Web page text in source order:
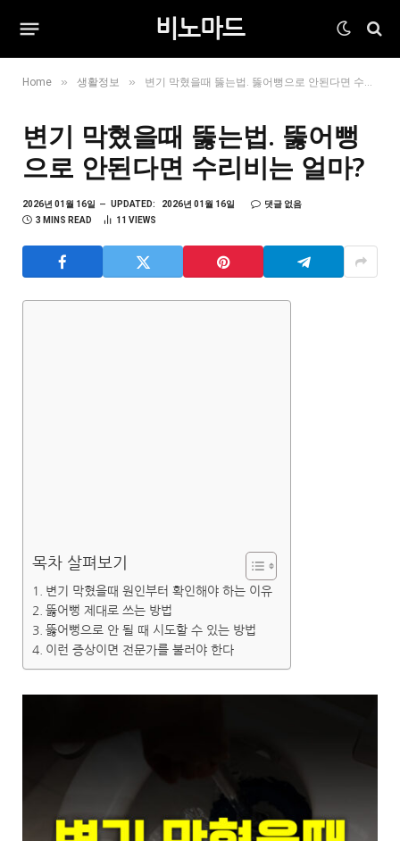
비노마드
Home » 생활정보 » 변기 막혔을때 뚫는법. 뚫어뻥으로 안된다면 수리비는 얼마?
변기 막혔을때 뚫는법. 뚫어뻥
으로 안된다면 수리비는 얼마?
2026년 01월 16일 UPDATED: 2026년 01월 16일
댓글 없음
3 MINS READ
11 VIEWS
목차 살펴보기
변기 막혔을때 원인부터 확인해야 하는 이유
뚫어뻥 제대로 쓰는 방법
뚫어뻥으로 안 될 때 시도할 수 있는 방법
이런 증상이면 전문가를 불러야 한다